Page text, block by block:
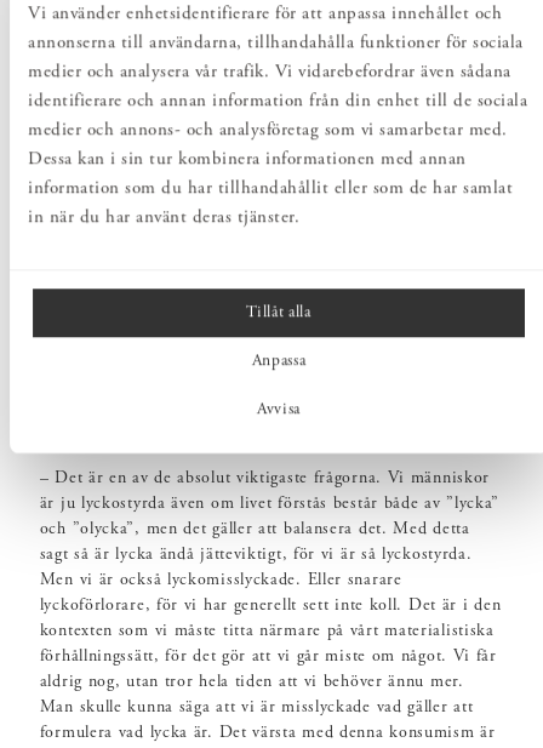
Vi använder enhetsidentifierare för att anpassa innehållet och
annonserna till användarna, tillhandahålla funktioner för sociala
medier och analysera vår trafik. Vi vidarebefordrar även sådana
identifierare och annan information från din enhet till de sociala
medier och annons- och analysföretag som vi samarbetar med.
Dessa kan i sin tur kombinera informationen med annan
information som du har tillhandahållit eller som de har samlat
in när du har använt deras tjänster.
Tillåt alla
Anpassa
Avvisa
När det handlar om juldekorationer undrar jag varför det ska vara
så mycket? Det räcker att sätta upp några adventsstjärnor och en
julgran kanske. Hemma hos oss har vi istället grankvistar i en hög
vas. Det måste vara enkelt. Några hyacinter och julöl, det behövs
Men vi behöver bli mer måttfulla utan att ägna oss åt förnekelse.
Det är samtidigt viktigt att behålla det lustfyllda kring
julen – både lustfyllt och hållbart på samma gång.
– Det är en av de absolut viktigaste frågorna. Vi människor
är ju lyckostyrda även om livet förstås består både av ”lycka”
och ”olycka”, men det gäller att balansera det. Med detta
sagt så är lycka ändå jätteviktigt, för vi är så lyckostyrda.
Men vi är också lyckomisslyckade. Eller snarare
lyckoförlorare, för vi har generellt sett inte koll. Det är i den
kontexten som vi måste titta närmare på vårt materialistiska
förhållningssätt, för det gör att vi går miste om något. Vi får
aldrig nog, utan tror hela tiden att vi behöver ännu mer.
Man skulle kunna säga att vi är misslyckade vad gäller att
formulera vad lycka är. Det värsta med denna konsumism är